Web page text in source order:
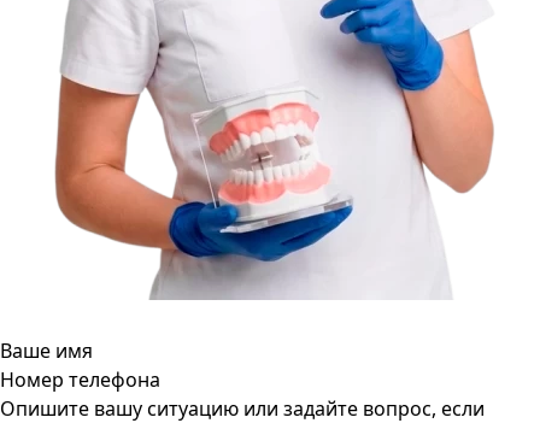
Ваше имя
Номер телефона
Опишите вашу ситуацию или задайте вопрос, если